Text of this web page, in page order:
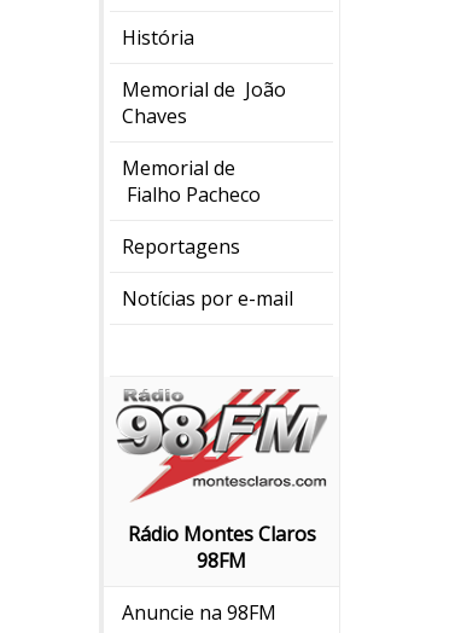
História
Memorial de João
Chaves
Memorial de
Fialho Pacheco
Reportagens
Notícias por e-mail
Rádio Montes Claros
98FM
Anuncie na 98FM